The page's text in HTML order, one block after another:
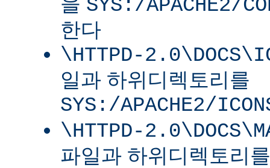
SYS:/APACHE2/
한다
\HTTPD-
일과 하위디렉토리를
SYS:/APACHE2/
\HTTPD-
파일과 하위디렉토리를